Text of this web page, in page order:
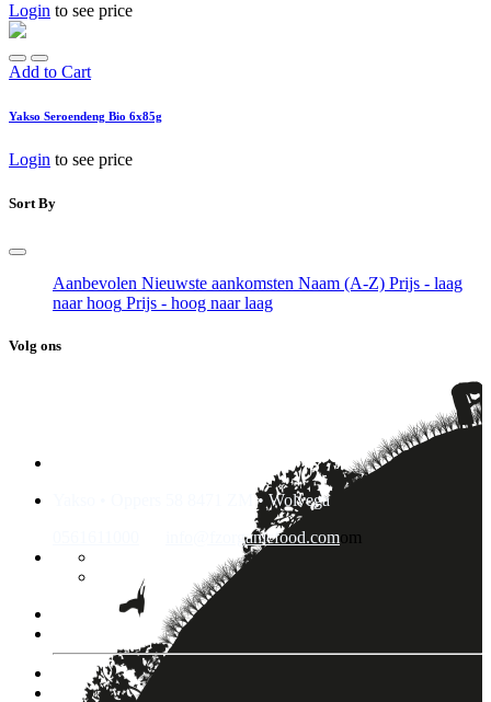
Login to see price
Add to Cart
Yakso Seroendeng Bio 6x85g
Login to see price
Sort By
Aanbevolen Nieuwste aankomsten Naam (A-Z) Prijs - laag
naar hoog Prijs - hoog naar laag
Volg ons
Yakso • Oppers 58 8471 ZM • Wolvega
info@fzorganicfood.comom